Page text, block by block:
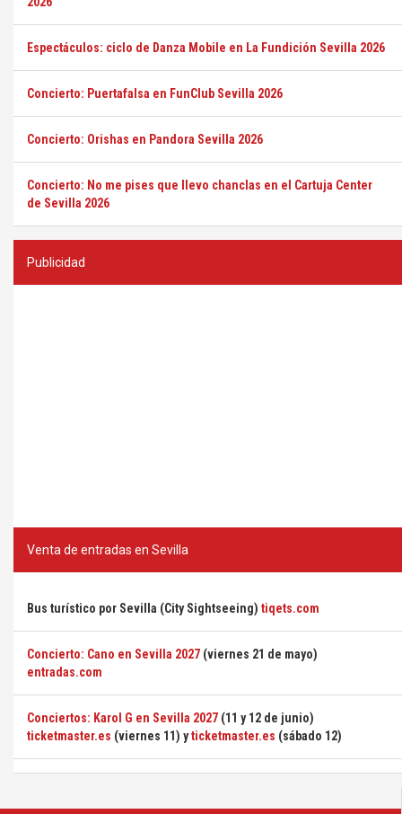
Espectáculos: ciclo de Danza Mobile en La Fundición Sevilla 2026
Concierto: Puertafalsa en FunClub Sevilla 2026
Concierto: Orishas en Pandora Sevilla 2026
Concierto: No me pises que llevo chanclas en el Cartuja Center
de Sevilla 2026
Publicidad
Venta de entradas en Sevilla
Bus turístico por Sevilla (City Sightseeing) tiqets.com
Concierto: Cano en Sevilla 2027 (viernes 21 de mayo)
entradas.com
Conciertos: Karol G en Sevilla 2027 (11 y 12 de junio)
ticketmaster.es (viernes 11) yticketmaster.es (sábado 12)